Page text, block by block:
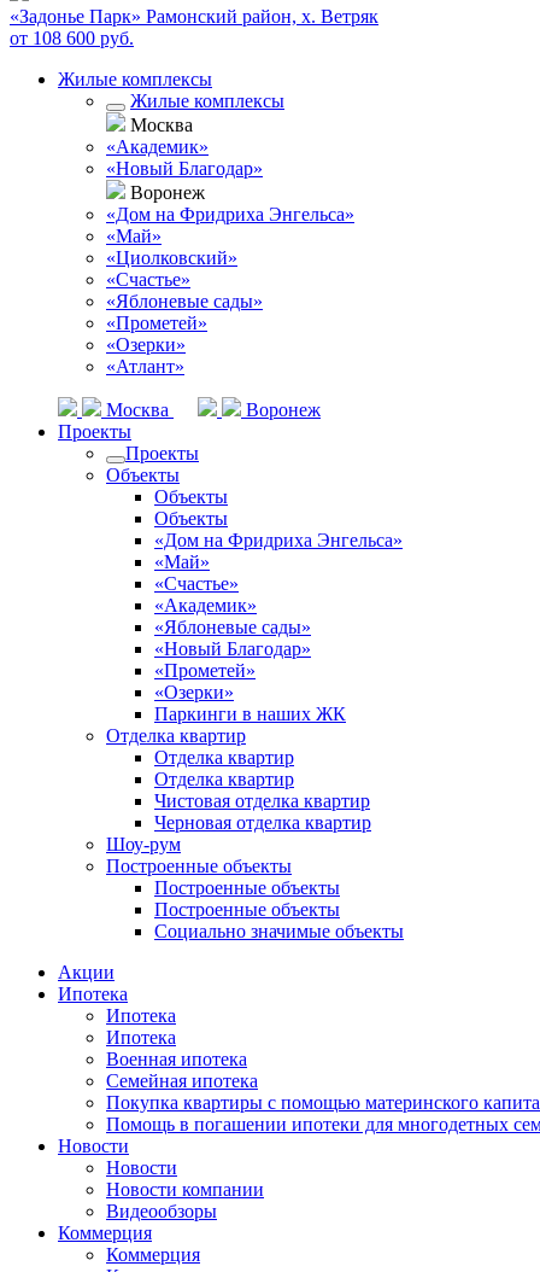
«Задонье Парк» Рамонский район, х. Ветряк
от 108 600 руб.
Жилые комплексы
Жилые комплексы
Москва
«Академик»
«Новый Благодар»
Воронеж
«Дом на Фридриха Энгельса»
«Май»
«Циолковский»
«Счастье»
«Яблоневые сады»
«Прометей»
«Озерки»
«Атлант»
Москва
Воронеж
Проекты
Проекты
Объекты
Объекты
Объекты
«Дом на Фридриха Энгельса»
«Май»
«Счастье»
«Академик»
«Яблоневые сады»
«Новый Благодар»
«Прометей»
«Озерки»
Паркинги в наших ЖК
Отделка квартир
Отделка квартир
Отделка квартир
Чистовая отделка квартир
Черновая отделка квартир
Шоу-рум
Построенные объекты
Построенные объекты
Построенные объекты
Социально значимые объекты
Акции
Ипотека
Ипотека
Ипотека
Военная ипотека
Семейная ипотека
Покупка квартиры с помощью материнского
Помощь в погашении ипотеки для многодетных
Новости
Новости
Новости компании
Видеообзоры
Коммерция
Коммерция